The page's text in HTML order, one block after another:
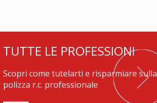
TUTTE LE PROFESSIONI
Scopri come tutelarti e risparmiare sulla
polizza r.c. professionale